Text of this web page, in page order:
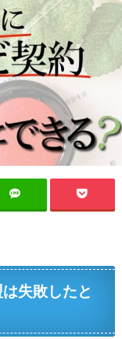
失敗したと